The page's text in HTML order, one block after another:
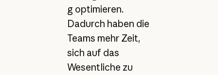
g optimieren.
Dadurch haben die
Teams mehr Zeit,
sich auf das
Wesentliche zu